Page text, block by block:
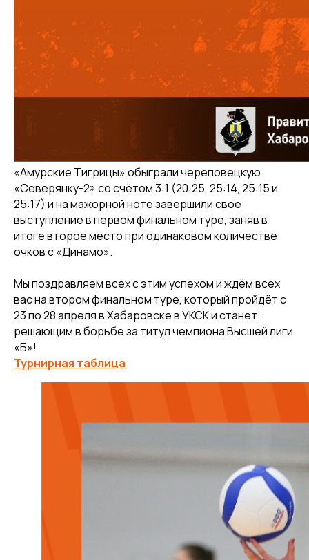
«Амурские Тигрицы» обыграли череповецкую
«Северянку-2» со счётом 3:1 (20:25, 25:14, 25:15 и
25:17) и на мажорной ноте завершили своё
выступление в первом финальном туре, заняв в
итоге второе место при одинаковом количестве
очков с «Динамо».
Мы поздравляем всех с этим успехом и ждём всех
вас на втором финальном туре, который пройдёт с
23 по 28 апреля в Хабаровске в УКСК и станет
решающим в борьбе за титул чемпиона Высшей лиги
«Б»!
Турнирная таблица